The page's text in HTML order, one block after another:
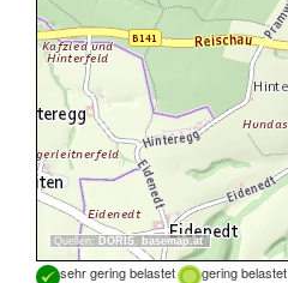
Quellen: DORIS, basemap.at
sehr gering belastet gering belastet